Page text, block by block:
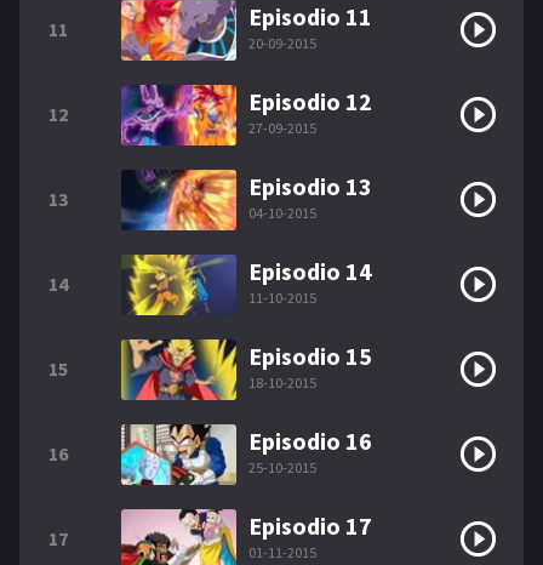
11 Episodio 11
20-09-2015
12 Episodio 12
27-09-2015
13 Episodio 13
04-10-2015
14 Episodio 14
11-10-2015
15 Episodio 15
18-10-2015
16 Episodio 16
25-10-2015
17 Episodio 17
01-11-2015